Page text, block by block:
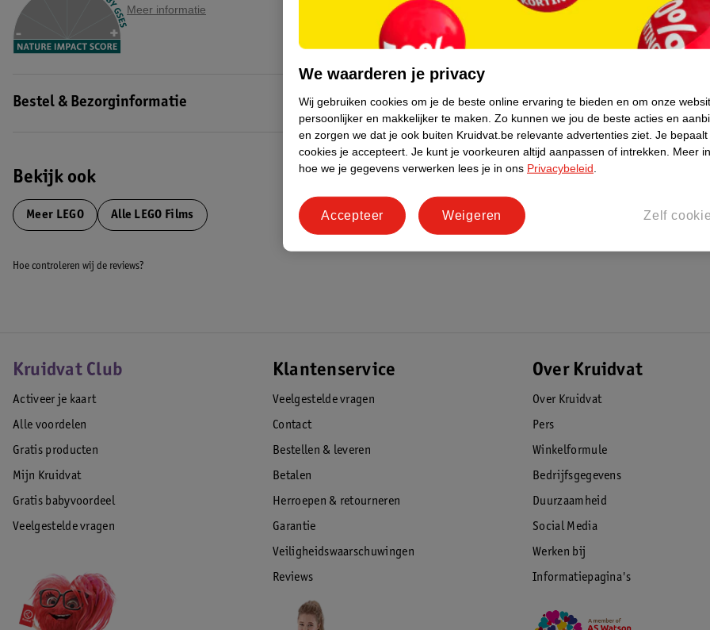
Meer informatie
Bestel & Bezorginformatie
Bekijk ook
Meer LEGO Alle LEGO Films
Hoe controleren wij de reviews?
Kruidvat Club
Activeer je kaart
Alle voordelen
Gratis producten
Mijn Kruidvat
Gratis babyvoordeel
Veelgestelde vragen
Klantenservice
Veelgestelde vragen
Contact
Bestellen & leveren
Betalen
Herroepen & retourneren
Garantie
Veiligheidswaarschuwingen
Reviews
Over Kruidvat
Over Kruidvat
Pers
Winkelformule
Bedrijfsgegevens
Duurzaamheid
Social Media
Werken bij
Informatiepagina's
We waarderen je privacy
Wij gebruiken cookies om je de beste online ervaring te bieden en om onze
persoonlijker en makkelijker te maken. Zo kunnen we jou de beste acties en
en zorgen we dat je ook buiten Kruidvat.be relevante advertenties ziet. Je
cookies je accepteert. Je kunt je voorkeuren altijd aanpassen of intrekken.
Meer
hoe we je gegevens verwerken lees je in ons Privacybeleid
Zelf
Weigeren
Accepteer